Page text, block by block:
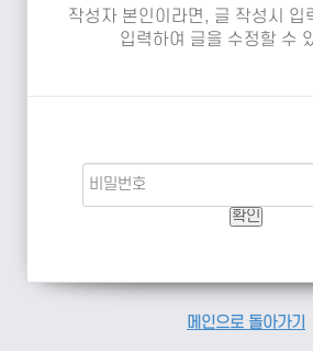
작성자 본인이라면, 글 작성시 입
입력하여 글을 수정할 수
메인으로 돌아가기